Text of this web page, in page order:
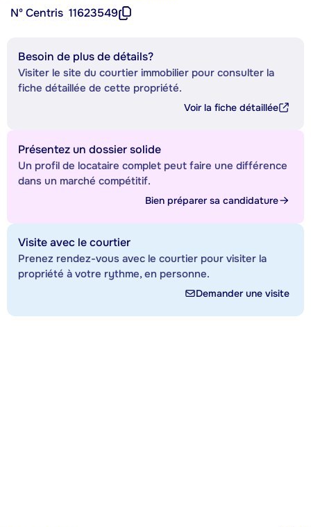
Nº Centris 11623549
Besoin de plus de détails?
Visiter le site du courtier immobilier pour consulter la
fiche détaillée de cette propriété.
Voir la fiche détaillée
Présentez un dossier solide
Un profil de locataire complet peut faire une différence
dans un marché compétitif.
Bien préparer sa candidature
Visite avec le courtier
Prenez rendez-vous avec le courtier pour visiter la
propriété à votre rythme, en personne.
Demander une visite